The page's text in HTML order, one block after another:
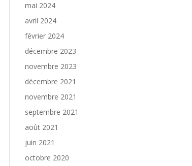
mai 2024
avril 2024
février 2024
décembre 2023
novembre 2023
décembre 2021
novembre 2021
septembre 2021
août 2021
juin 2021
octobre 2020